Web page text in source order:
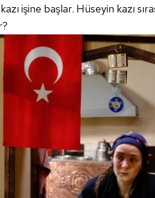
uygun olarak kullanılan
işine başlar. Hüseyin kazı